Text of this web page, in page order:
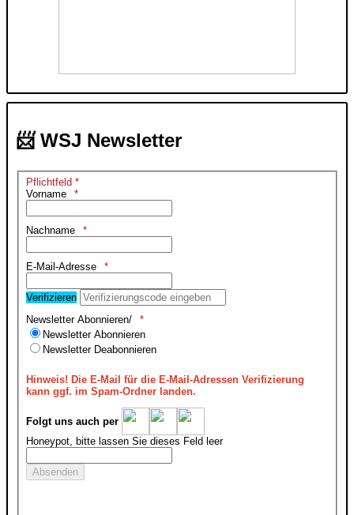
📨 WSJ Newsletter
Pflichtfeld *
Vorname
Nachname
E-Mail-Adresse
Verifizieren
Newsletter Abonnieren/
Newsletter Abonnieren
Newsletter Deabonnieren
Hinweis! Die E-Mail für die E-Mail-Adressen Verifizierung
kann ggf. im Spam-Ordner landen.
Folgt uns auch per
Honeypot, bitte lassen Sie dieses Feld leer